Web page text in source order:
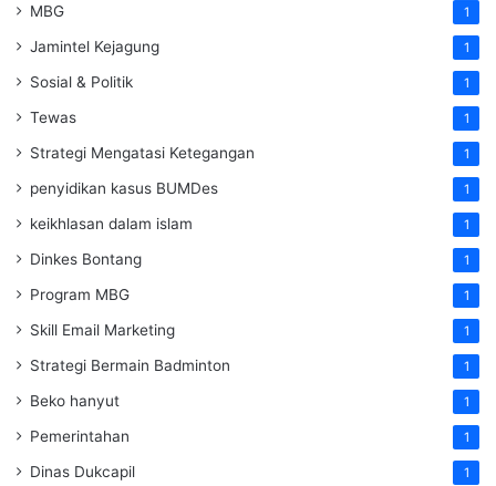
MBG 1
Jamintel Kejagung 1
Sosial & Politik 1
Tewas 1
Strategi Mengatasi Ketegangan 1
penyidikan kasus BUMDes 1
keikhlasan dalam islam 1
Dinkes Bontang 1
Program MBG 1
Skill Email Marketing 1
Strategi Bermain Badminton 1
Beko hanyut 1
Pemerintahan 1
Dinas Dukcapil 1